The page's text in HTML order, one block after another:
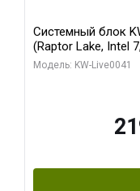
Системный блок
(Raptor Lake, Intel
модуля)/ Palit
Модель: KW-Live0041